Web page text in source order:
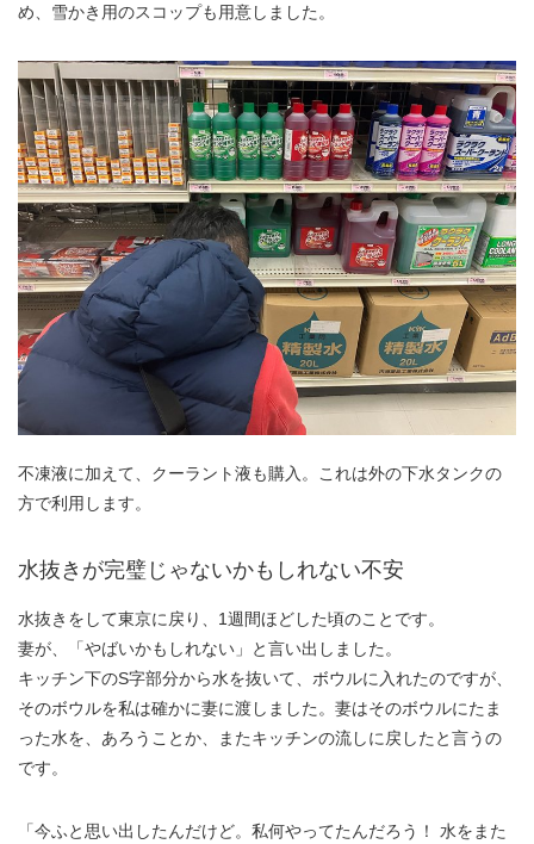
め、雪かき用のスコップも用意しました。
不凍液に加えて、クーラント液も購入。これは外の下水タンクの
方で利用します。
水抜きが完璧じゃないかもしれない不安
水抜きをして東京に戻り、1週間ほどした頃のことです。
妻が、「やばいかもしれない」と言い出しました。
キッチン下のS字部分から水を抜いて、ボウルに入れたのですが、
そのボウルを私は確かに妻に渡しました。妻はそのボウルにたま
った水を、あろうことか、またキッチンの流しに戻したと言うの
です。
「今ふと思い出したんだけど。私何やってたんだろう！ 水をまた